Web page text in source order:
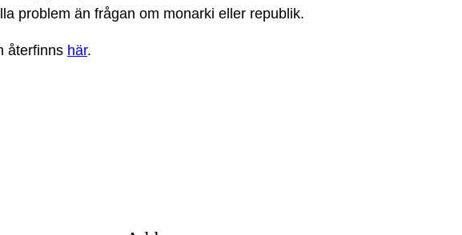
problem än frågan om monarki eller republik.
återfinns här.